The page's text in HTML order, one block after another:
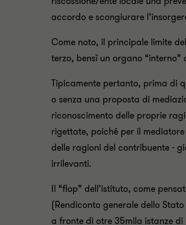
accordo e scongiurare
Come noto, il principale limite
terzo, bensì un organo
Tipicamente pertanto, prima di
o senza una proposta di
riconoscimento delle proprie
rigettate, poiché per il
delle ragioni del contribuente -
irrilevanti.
Il “flop” dell’istituto, come
(Rendiconto generale dello
a fronte di otre 35mila istanze di